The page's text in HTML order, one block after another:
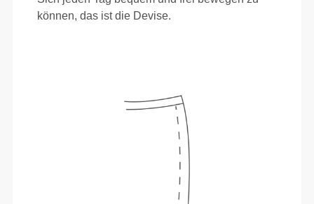
können, das ist die Devise.